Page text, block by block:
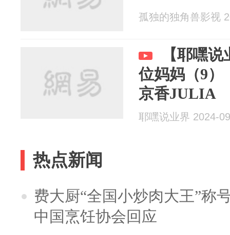
孤独的独角兽影视
【耶嘿
位妈妈（9）
京香JULIA
耶嘿说业界 2024-
热点新闻
费大厨“全国小炒肉大王”称
中国烹饪协会回应